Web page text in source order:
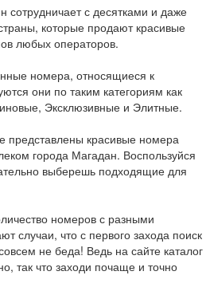
с десятками и даже
которые продают красивые
любых операторов.
номера, относящиеся к
они по таким категориям как
Эксклюзивные и Элитные.
представлены красивые номера
города Магадан. Воспользуйся
выберешь подходящие для
номеров с разными
случаи, что с первого захода поиск
не беда! Ведь на сайте каталог
так что заходи почаще и точно